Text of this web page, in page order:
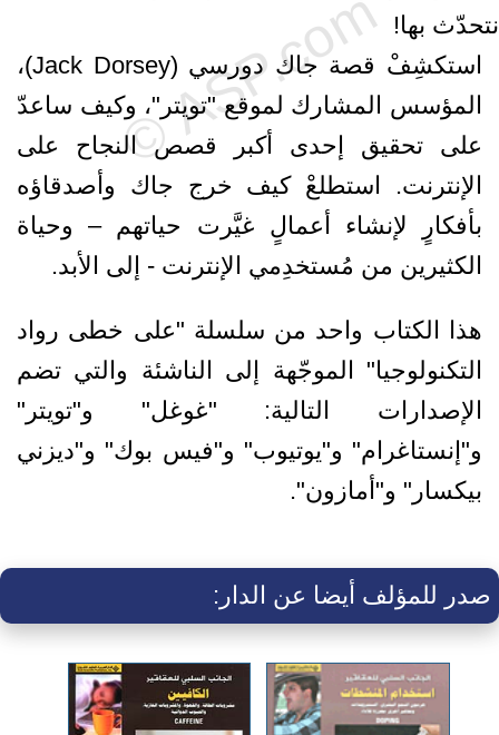
نتحدّث بها!
استكشِفْ قصة جاك دورسي (Jack Dorsey)،
المؤسس المشارك لموقع "تويتر"، وكيف ساعدّ
على تحقيق إحدى أكبر قصص النجاح على
الإنترنت. استطلعْ كيف خرج جاك وأصدقاؤه
بأفكارٍ لإنشاء أعمالٍ غيَّرت حياتهم – وحياة
الكثيرين من مُستخدِمي الإنترنت - إلى الأبد.
هذا الكتاب واحد من سلسلة "على خطى رواد
التكنولوجيا" الموجّهة إلى الناشئة والتي تضم
الإصدارات التالية: "غوغل" و"تويتر"
و"إنستاغرام" و"يوتيوب" و"فيس بوك" و"ديزني
بيكسار" و"أمازون".
صدر للمؤلف أيضا عن الدار: